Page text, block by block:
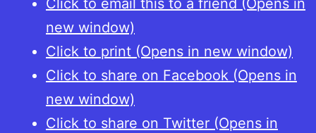
Click to email this to a friend (Opens in
new window)
Click to print (Opens in new window)
Click to share on Facebook (Opens in
new window)
Click to share on Twitter (Opens in